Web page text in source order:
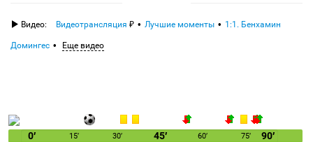
Видео: Видеотрансляция Лучшие моменты 1:1. Бенхамин
Домингес Еще видео
0′ 15′ 30′ 45′ 60′ 75′ 90′